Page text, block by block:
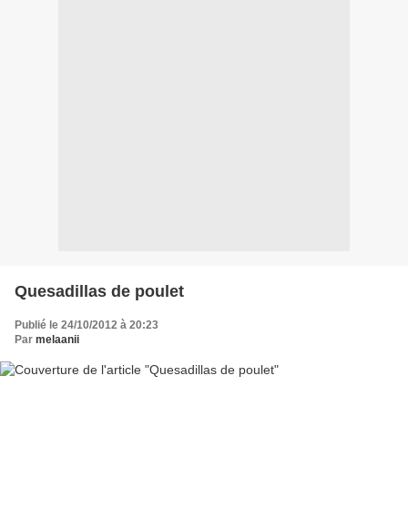
Quesadillas de poulet
Publié le 24/10/2012 à 20:23
Par melaanii